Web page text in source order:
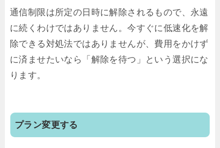
通信制限は所定の日時に解除されるもので、永遠
に続くわけではありません。今すぐに低速化を解
除できる対処法ではありませんが、費用をかけず
に済ませたいなら「解除を待つ」という選択にな
ります。
プラン変更する